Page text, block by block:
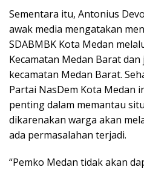
Sementara itu, Antonius
awak media mengatakan
SDABMBK Kota Medan
Kecamatan Medan Barat
kecamatan Medan Barat.
Partai NasDem Kota Medan
penting dalam memantau
dikarenakan warga akan
ada permasalahan terjadi.
“Pemko Medan tidak akan